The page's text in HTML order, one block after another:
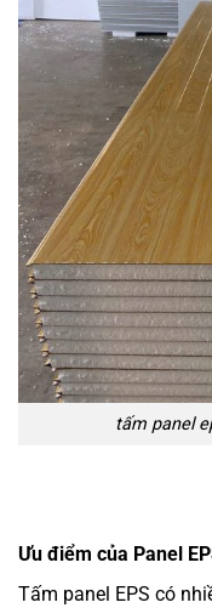
tấm panel
Ưu điểm của Panel
Tấm panel EPS có